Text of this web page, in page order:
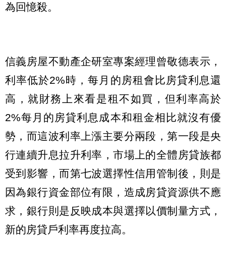
為回憶殺。
信義房屋不動產企研室專案經理曾敬德表示，
利率低於2%時，每月的房租會比房貸利息還
高，就財務上來看是租不如買，但利率高於
2%每月的房貸利息成本和租金相比就沒有優
勢，而這波利率上漲主要分兩段，第一段是央
行連續升息拉升利率，市場上的全體房貸族都
受到影響，而第七波選擇性信用管制後，則是
因為銀行資金部位有限，造成房貸資源供不應
求，銀行則是反映成本與選擇以價制量方式，
新的房貸戶利率再度拉高。